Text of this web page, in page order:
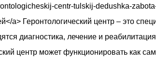
centr-tulskij-dedushka-
a> Геронтологический центр – это
диагностика, лечение и
центр может функционировать как